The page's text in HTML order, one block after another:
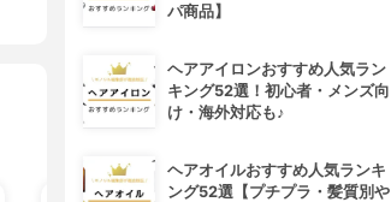
パ商品】
ヘアアイロンおすすめ人気ラン
キング52選！初心者・メンズ向
け・海外対応も♪
ヘアオイルおすすめ人気ランキ
ング52選【プチプラ・髪質別や